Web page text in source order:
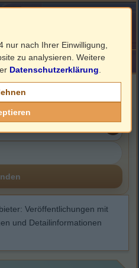
Veröffentlichungen mit
und Detailinformationen
nur nach Ihrer Einwilligung,
zu analysieren. Weitere
Datenschutzerklärung